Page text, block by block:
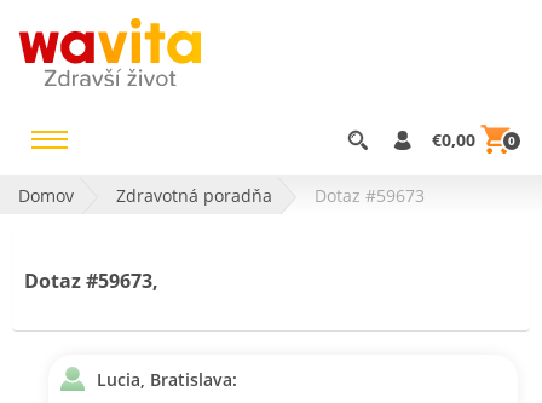
€0,00 0
Domov Zdravotná poradňa Dotaz #59673
Dotaz #59673,
Lucia, Bratislava: